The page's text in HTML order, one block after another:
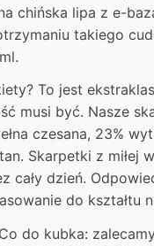
chińska lipa z e-
takiego
To jest
musi być. Nasze
czesana, 23%
Skarpetki z miłej
cały dzień.
do kształtu
do kubka: